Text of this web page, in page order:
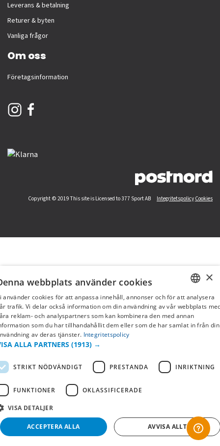
Leverans & betalning
Returer & byten
Vanliga frågor
Om oss
Företagsinformation
Copyright © 2019 This site is Licensed to 377 Sport AB Integritetspolicy Cookies
SWEDISH
FI
×
webbplats använder cookies
använder cookies för att anpassa innehåll, annonser och för att analysera
trafik. Vi delar också information om din användning av vår webbplats
reklam- och analyspartners som kan kombinera den med annan
som du har tillhandahållit dem eller som de har samlat in från din
av deras tjänster. Integritetspolicy
ALLA PARTNERS (1913) →
STRIKT NÖDVÄNDIGT PRESTANDA INRIKTNING
FUNKTIONER OKLASSIFICERADE
VISA DETALJER
ACCEPTERA ALLA AVVISA ALLT